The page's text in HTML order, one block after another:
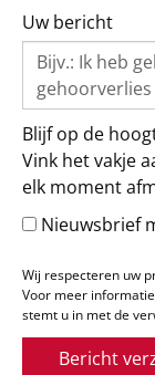
Uw bericht
Blijf op de
Vink het vakje
elk moment
Nieuwsbrief
Wij respecteren uw
Voor meer
stemt u in met de
Bericht